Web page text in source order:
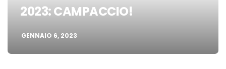
2023: CAMPACCIO!
GENNAIO 6, 2023